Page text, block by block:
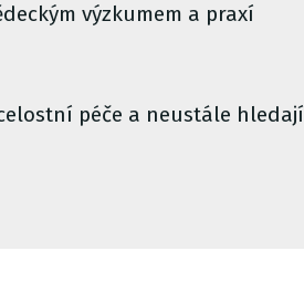
výzkumem a praxí
péče a neustále hledají